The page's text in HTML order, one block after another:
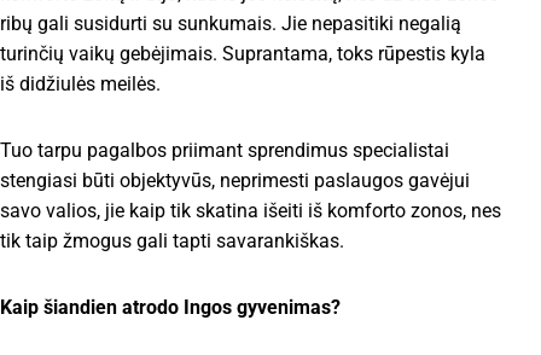
ribų gali susidurti su sunkumais. Jie nepasitiki negalią
turinčių vaikų gebėjimais. Suprantama, toks rūpestis kyla
iš didžiulės meilės.
Tuo tarpu pagalbos priimant sprendimus specialistai
stengiasi būti objektyvūs, neprimesti paslaugos gavėjui
savo valios, jie kaip tik skatina išeiti iš komforto zonos, nes
tik taip žmogus gali tapti savarankiškas.
Kaip šiandien atrodo Ingos gyvenimas?